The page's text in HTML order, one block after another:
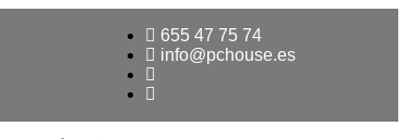
655 47 75 74
info@pchouse.es